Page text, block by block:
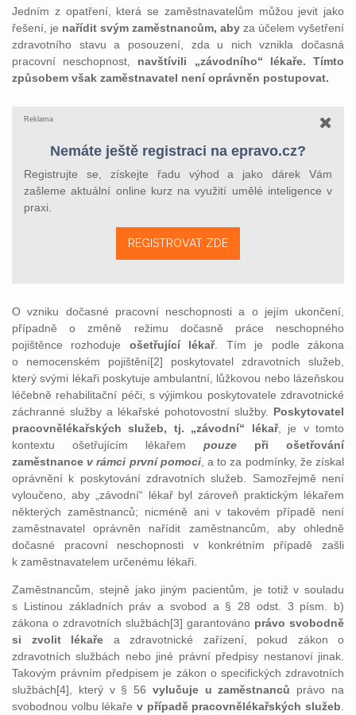
Jedním z opatření, která se zaměstnavatelům můžou jevit jako
řešení, je nařídit svým zaměstnancům, aby za účelem vyšetření
zdravotního stavu a posouzení, zda u nich vznikla dočasná
pracovní neschopnost, navštívili „závodního“ lékaře.
Tímto
způsobem však zaměstnavatel není oprávněn postupovat.
Reklama
Nemáte ještě registraci na epravo.cz?
Registrujte se, získejte řadu výhod a jako dárek Vám
zašleme aktuální online kurz na využití umělé inteligence v
praxi.
REGISTROVAT ZDE
O vzniku dočasné pracovní neschopnosti a o jejím ukončení,
případně o změně režimu dočasně práce neschopného
pojištěnce rozhoduje ošetřující lékař. Tím je podle zákona
o nemocenském pojištění[2] poskytovatel zdravotních služeb,
který svými lékaři poskytuje ambulantní, lůžkovou nebo lázeňskou
léčebně rehabilitační péči, s výjimkou poskytovatele zdravotnické
záchranné služby a lékařské pohotovostní služby. Poskytovatel
pracovnělékařských služeb, tj. „závodní“ lékař, je v tomto
kontextu ošetřujícím lékařem pouze při ošetřování
zaměstnancev rámci první pomoci, a to za podmínky, že získal
oprávnění k poskytování zdravotních služeb. Samozřejmě není
vyloučeno, aby „závodní“ lékař byl zároveň praktickým lékařem
některých zaměstnanců; nicméně ani v takovém případě není
zaměstnavatel oprávněn nařídit zaměstnancům, aby ohledně
dočasné pracovní neschopnosti v konkrétním případě zašli
k zaměstnavatelem určenému lékaři.
Zaměstnancům, stejně jako jiným pacientům, je totiž v souladu
s Listinou základních práv a svobod a § 28 odst. 3 písm. b)
zákona o zdravotních službách[3] garantováno právo svobodně
si zvolit lékaře a zdravotnické zařízení, pokud zákon o
zdravotních službách nebo jiné právní předpisy nestanoví jinak.
Takovým právním předpisem je zákon o specifických zdravotních
službách[4], který v § 56 vylučuje u zaměstnanců právo na
svobodnou volbu lékaře v případě pracovnělékařských služeb